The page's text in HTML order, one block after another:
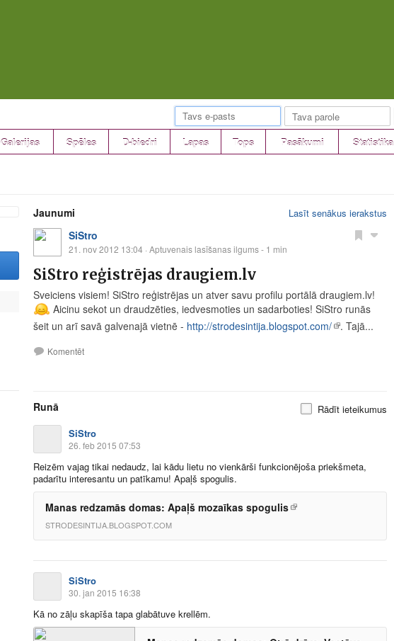
Galerijas Spēles D-biedri Lapas Tops Pasākumi Statistika
Jaunumi Lasīt senākus ierakstus
SiStro
21. nov 2012 13:04 · Aptuvenais lasīšanas ilgums - 1 min
SiStro reģistrējas draugiem.lv
Sveiciens visiem! SiStro reģistrējas un atver savu profilu portālā draugiem.lv!
Aicinu sekot un draudzēties, iedvesmoties un sadarboties! SiStro runās
šeit un arī savā galvenajā vietnē - http://strodesintija.blogspot.com/ . Tajā...
Komentēt
Runā
Rādīt ieteikumus
SiStro
26. feb 2015 07:53
Reizēm vajag tikai nedaudz, lai kādu lietu no vienkārši funkcionējoša priekšmeta,
padarītu interesantu un patīkamu! Apaļš spogulis.
Manas redzamās domas: Apaļš mozaīkas spogulis
STRODESINTIJA.BLOGSPOT.COM
SiStro
30. jan 2015 16:38
Kā no zāļu skapīša tapa glabātuve krellēm.